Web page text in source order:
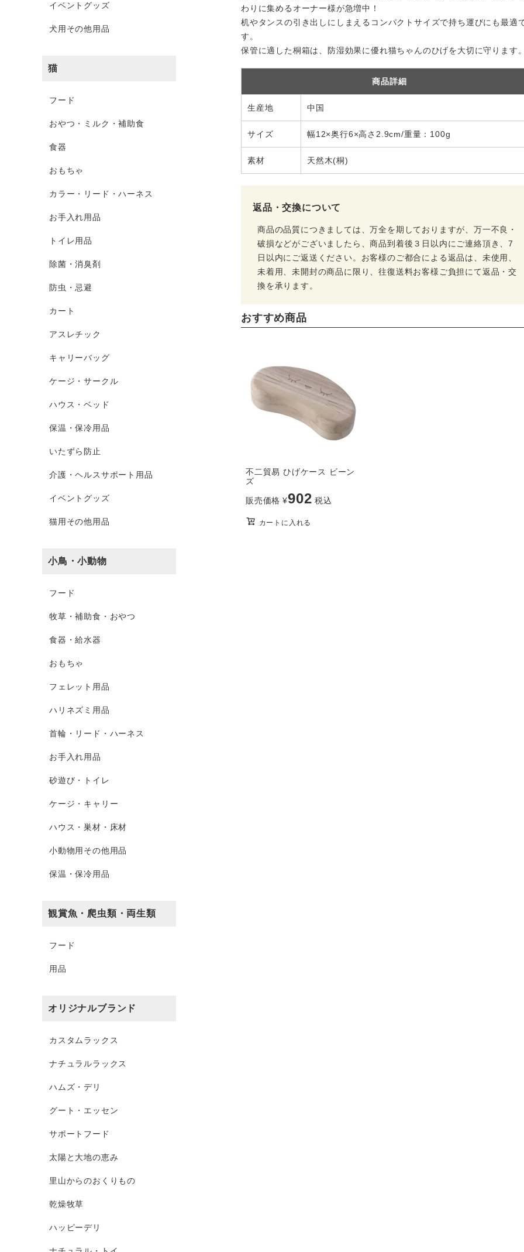
イベントグッズ
犬用その他用品
猫
フード
おやつ・ミルク・補助食
食器
おもちゃ
カラー・リード・ハーネス
お手入れ用品
トイレ用品
除菌・消臭剤
防虫・忌避
カート
アスレチック
キャリーバッグ
ケージ・サークル
ハウス・ベッド
保温・保冷用品
いたずら防止
介護・ヘルスサポート用品
イベントグッズ
猫用その他用品
小鳥・小動物
フード
牧草・補助食・おやつ
食器・給水器
おもちゃ
フェレット用品
ハリネズミ用品
首輪・リード・ハーネス
お手入れ用品
砂遊び・トイレ
ケージ・キャリー
ハウス・巣材・床材
小動物用その他用品
保温・保冷用品
観賞魚・爬虫類・両生類
フード
用品
オリジナルブランド
カスタムラックス
ナチュラルラックス
ハムズ・デリ
グート・エッセン
サポートフード
太陽と大地の恵み
里山からのおくりもの
乾燥牧草
ハッピーデリ
わりに集めるオーナー様が急増中！
机やタンスの引き出しにしまえるコンパクトサイズで持ち運びにも最適
す。
保管に適した桐箱は、防湿効果に優れ猫ちゃんのひげを大切に守ります。
商品詳細
生産地 中国
サイズ 幅12×奥行6×高さ2.9cm/重量：100g
素材 天然木(桐)
返品・交換について
商品の品質につきましては、万全を期しておりますが、万一不良・
破損などがございましたら、商品到着後３日以内にご連絡頂き、7
日以内にご返送ください。お客様のご都合による返品は、未使用、
未着用、未開封の商品に限り、往復送料お客様ご負担にて返品・交
換を承ります。
おすすめ商品
不二貿易 ひげケース ビーン
ズ
販売価格 ¥902 税込
カートに入れる